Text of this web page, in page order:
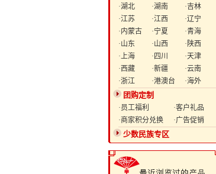
·湖北
·湖南
·吉林
·江苏
·江西
·辽宁
·内蒙古
·宁夏
·青海
·山东
·山西
·陕西
·上海
·四川
·天津
·西藏
·新疆
·云南
·浙江
·港澳台 ·海外
团购定制
·员工福利
·客户礼品
·商家积分兑换
·广告促销
少数民族专区